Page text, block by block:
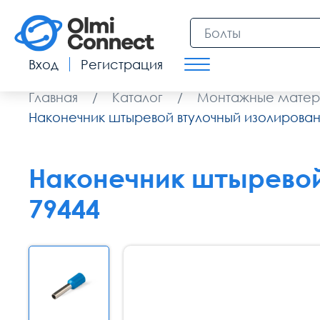
Вход Регистрация
Главная / Каталог /
Монтажные
Наконечник штыревой втулочный
Наконечник
79444